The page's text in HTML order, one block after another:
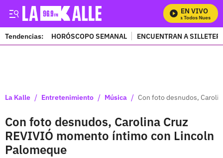
EN VIVO
Mira Todos Nuestros
Tendencias: HORÓSCOPO SEMANAL ENCUENTRAN A
La Kalle / Entretenimiento / Música / Con foto desnudos,
Con foto desnudos, Carolina Cruz
REVIVIÓ momento íntimo con Lincoln
Palomeque